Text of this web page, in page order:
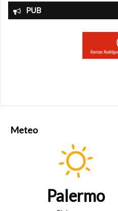
PUB
Meteo
Palermo